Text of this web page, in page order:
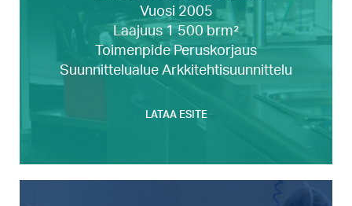
Vuosi 2005
Laajuus 1 500 brm²
Toimenpide Peruskorjaus
Suunnittelualue Arkkitehtisuunnittelu
LATAA ESITE